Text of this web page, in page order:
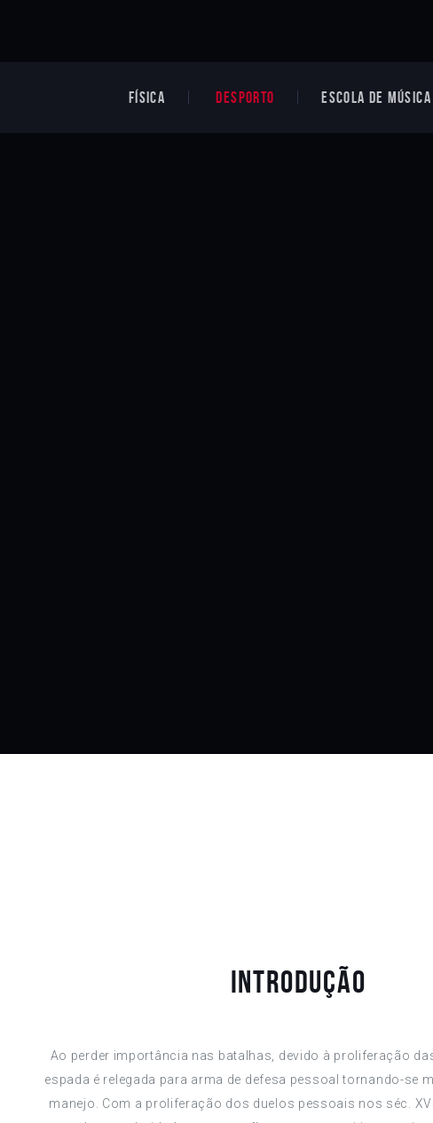
FÍSICA DESPORTO ESCOLA DE MÚSICA
Introdução
Ao perder importância nas batalhas, devido à proliferação
espada é relegada para arma de defesa pessoal tornando-se
manejo. Com a proliferação dos duelos pessoais nos séc.